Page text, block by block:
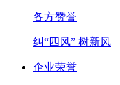
各方赞誉
纠“四风” 树新风
企业荣誉